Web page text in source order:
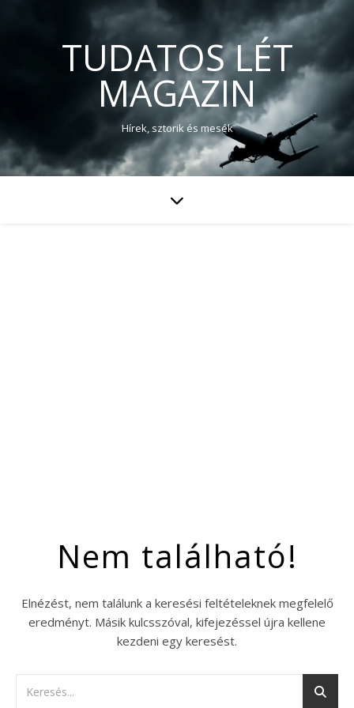
TUDATOS LÉT
MAGAZIN
Hírek, sztorik és mesék
Nem található!
Elnézést, nem találunk a keresési feltételeknek megfelelő
eredményt. Másik kulcsszóval, kifejezéssel újra kellene
kezdeni egy keresést.